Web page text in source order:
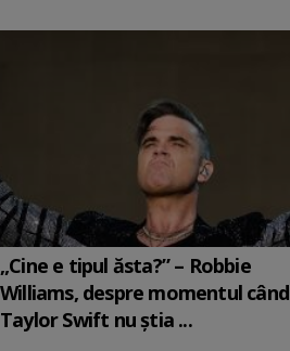
„Cine e tipul ăsta?” – Robbie
Williams, despre momentul când
Taylor Swift nu știa ...